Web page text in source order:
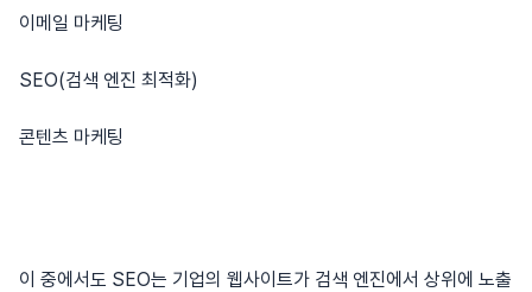
이메일 마케팅
SEO(검색 엔진 최적화)
콘텐츠 마케팅
이 중에서도 SEO는 기업의 웹사이트가 검색 엔진에서 상위에 노출